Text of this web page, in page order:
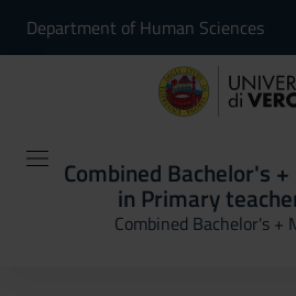
Department of Human Sciences
Combined Bachelor's
in Primary
Combined Bachelor's +